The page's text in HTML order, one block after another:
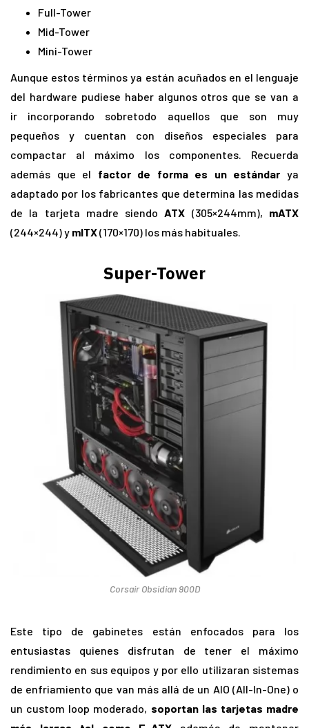
Full-Tower
Mid-Tower
Mini-Tower
Aunque estos términos ya están acuñados en el lenguaje
del hardware pudiese haber algunos otros que se van a
ir incorporando sobretodo aquellos que son muy
pequeños y cuentan con diseños especiales para
compactar al máximo los componentes. Recuerda
además que el factor de forma es un estándar ya
adaptado por los fabricantes que determina las medidas
de la tarjeta madre siendo ATX (305×244mm), mATX
(244×244) y mITX(170×170) los más habituales.
Super-Tower
Corsair Obsidian 900D
Este tipo de gabinetes están enfocados para los
entusiastas quienes disfrutan de tener el máximo
rendimiento en sus equipos y por ello utilizaran sistemas
de enfriamiento que van más allá de un AIO (All-In-One) o
un custom loop moderado, soportan las tarjetas madre